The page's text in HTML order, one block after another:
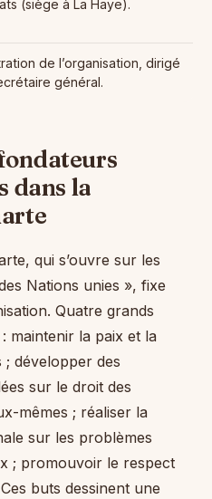
(siège à La Haye).
de l’organisation, dirigé
général.
dans la
qui s’ouvre sur les
Nations unies », fixe
Quatre grands
maintenir la paix et la
développer des
sur le droit des
mêmes ; réaliser la
sur les problèmes
; promouvoir le respect
buts dessinent une